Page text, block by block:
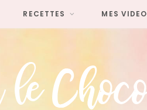
RECETTES MES